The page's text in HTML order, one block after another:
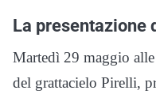
La presentazione
Martedì 29 maggio
del grattacielo Pirelli,